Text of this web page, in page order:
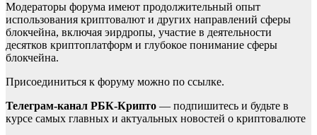
Модераторы форума имеют продолжительный опыт
использования криптовалют и других направлений сферы
блокчейна, включая эирдропы, участие в деятельности
десятков криптоплатформ и глубокое понимание сферы
блокчейна.
Присоединиться к форуму можно по ссылке.
Телеграм-канал РБК-Крипто — подпишитесь и будьте в
курсе самых главных и актуальных новостей о криптовалюте